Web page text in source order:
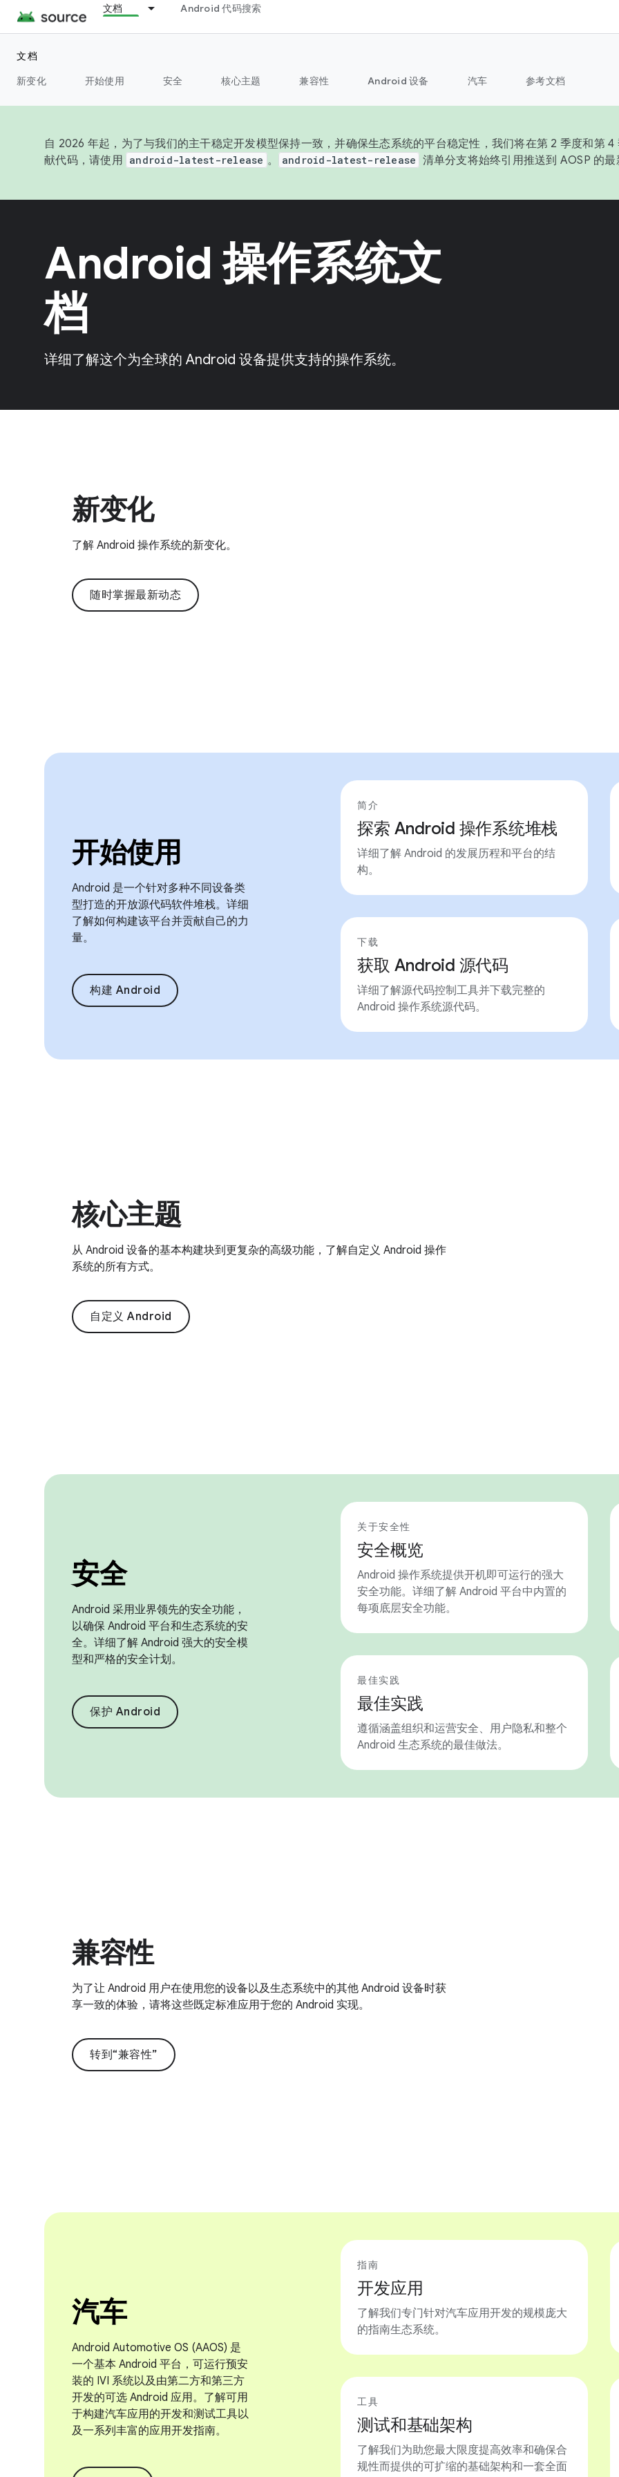
文档 Android 代码搜索
文档
新变化
开始使用 安全 核心主题 兼容性 Android 设备 汽车 参考文档
自 2026 年起，为了与我们的主干稳定开发模型保持一致，并确保生态系统的平台稳定性，我们将在第 2 季度和第
献代码，请使用 android-latest-release 。 android-latest-release 清单分支将始终引用推送到 AOSP 的
Android 操作系统文
档
详细了解这个为全球的 Android 设备提供支持的操作系统。
新变化
了解 Android 操作系统的新变化。
随时掌握最新动态
开始使用
Android 是一个针对多种不同设备类
型打造的开放源代码软件堆栈。详细
了解如何构建该平台并贡献自己的力
量。
构建 Android
简介
探索 Android 操作系统堆栈
详细了解 Android 的发展历程和平台的结
构。
下载
获取 Android 源代码
详细了解源代码控制工具并下载完整的
Android 操作系统源代码。
核心主题
从 Android 设备的基本构建块到更复杂的高级功能，了解自定义 Android 操作
系统的所有方式。
自定义 Android
安全
Android 采用业界领先的安全功能，
以确保 Android 平台和生态系统的安
全。详细了解 Android 强大的安全模
型和严格的安全计划。
保护 Android
关于安全性
安全概览
Android 操作系统提供开机即可运行的强大
安全功能。详细了解 Android 平台中内置的
每项底层安全功能。
最佳实践
最佳实践
遵循涵盖组织和运营安全、用户隐私和整个
Android 生态系统的最佳做法。
兼容性
为了让 Android 用户在使用您的设备以及生态系统中的其他 Android 设备时获
享一致的体验，请将这些既定标准应用于您的 Android 实现。
转到“兼容性”
汽车
Android Automotive OS (AAOS) 是
一个基本 Android 平台，可运行预安
装的 IVI 系统以及由第二方和第三方
开发的可选 Android 应用。了解可用
于构建汽车应用的开发和测试工具以
及一系列丰富的应用开发指南。
指南
开发应用
了解我们专门针对汽车应用开发的规模庞大
的指南生态系统。
工具
测试和基础架构
了解我们为助您最大限度提高效率和确保合
规性而提供的可扩缩的基础架构和一套全面